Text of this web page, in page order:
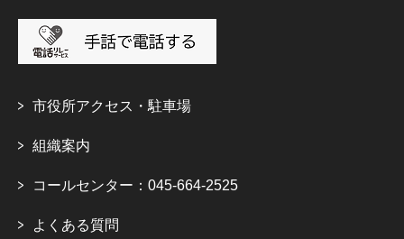
市役所アクセス・駐車場
組織案内
コールセンター：045-664-2525
よくある質問